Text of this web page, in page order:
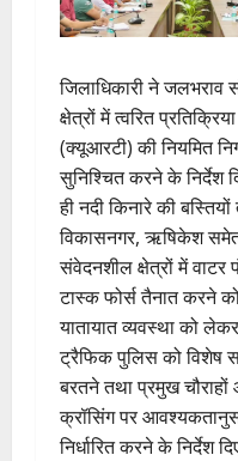
जिलाधिकारी ने जलभराव
क्षेत्रों में त्वरित
(क्यूआरटी) की नियमित
सुनिश्चित करने के निर्देश
ही नदी किनारे की
विकासनगर, ऋषिकेश
संवेदनशील क्षेत्रों में
टास्क फोर्स तैनात करने
यातायात व्यवस्था को
ट्रैफिक पुलिस को विशेष
बरतने तथा प्रमुख
क्रॉसिंग पर
निर्धारित करने के निर्देश